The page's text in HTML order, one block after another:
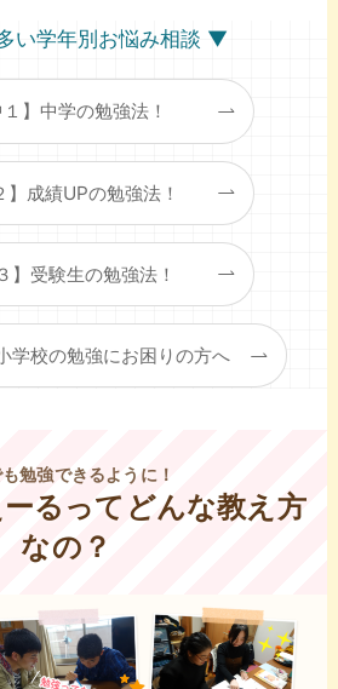
い学年別お悩み相談 ▼
１】中学の勉強法！
】成績UPの勉強法！
】受験生の勉強法！
学校の勉強にお困りの方へ
勉強できるように！
るってどんな教え方
なの？